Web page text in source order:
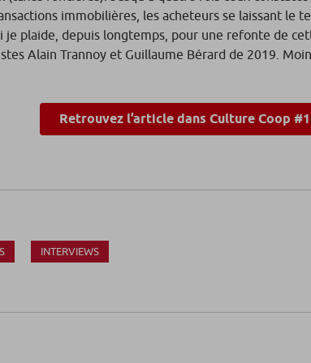
immobilières, les acheteurs se laissant le
plaide, depuis longtemps, pour une refonte de
Alain Trannoy et Guillaume Bérard de 2019.
Retrouvez l’article dans Culture Coop
INTERVIEWS